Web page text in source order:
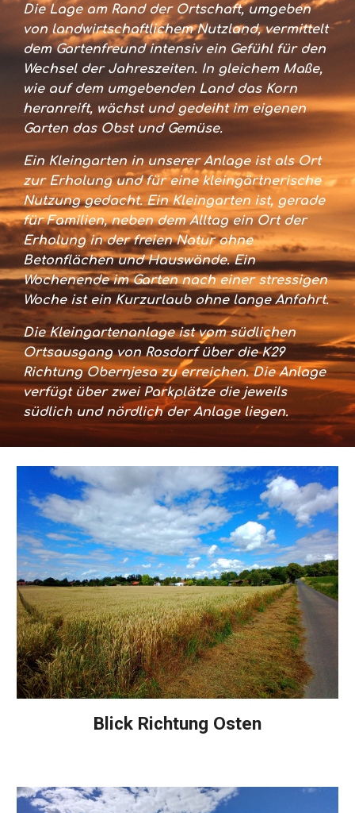
Die Lageam Randder Ortschaft, umgeben
von landwirtschaftlichem Nutzland, vermittelt
dem Gartenfreund intensiv ein Gefühl für den
Wechsel der Jahreszeiten. In gleichem Maße,
wie auf dem umgebenden Land das Korn
heranreift, wächst und gedeiht im eigenen
Garten das Obst und Gemüse.
Ein Kleingarten in unserer Anlage ist als Ort
zur Erholung und für eine kleingärtnerische
Nutzung gedacht. Ein Kleingarten ist, gerade
für Familien, neben dem Alltag ein Ort der
Erholung in der freien Natur ohne
Betonflächen und Hauswände. Ein
Wochenende im Garten nach einer stressigen
Woche ist ein Kurzurlaub ohne lange Anfahrt.
Die Kleingartenanlage ist vom südlichen
Ortsausgang von Rosdorf über die K29
RichtungObernjesazu erreichen. Die Anlage
verfügt über zwei Parkplätze die jeweils
südlich und nördlich der Anlage liegen.
Blick Richtung Osten